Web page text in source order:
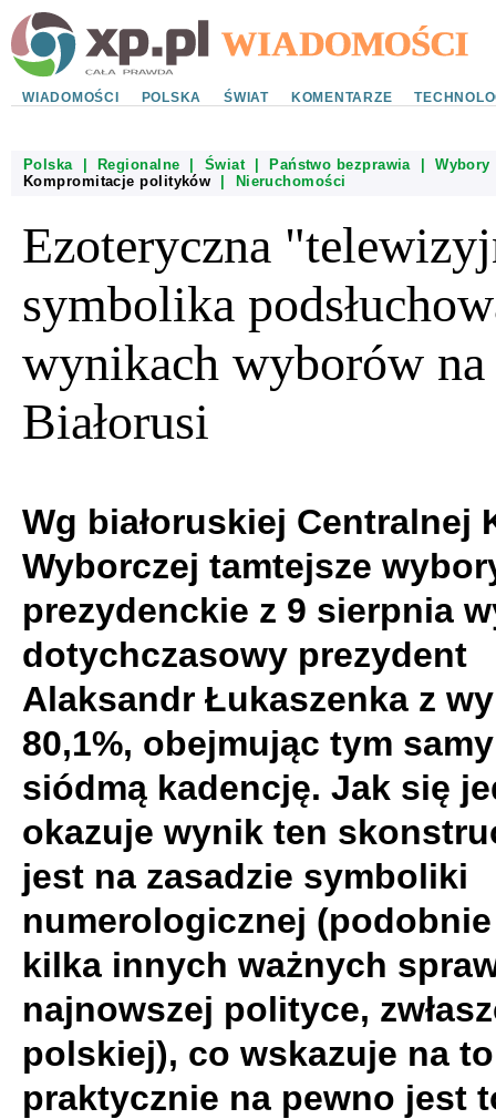
WIADOMOŚCI POLSKA ŚWIAT KOMENTARZE
Polska| Regionalne Świat| Państwo bezprawia|Wybory
Kompromitacje polityków
Nieruchomości
Ezoteryczna
symbolika
wynikach wyborów na
Białorusi
Wg białoruskiej Centralnej
Wyborczej tamtejsze
prezydenckie z 9 sierpnia
dotychczasowy prezydent
Alaksandr Łukaszenka z
80,1%, obejmując tym
siódmą kadencję. Jak się
okazuje wynik ten
jest na zasadzie symboliki
numerologicznej
kilka innych ważnych
najnowszej polityce,
polskiej), co wskazuje na
praktycznie na pewno jest